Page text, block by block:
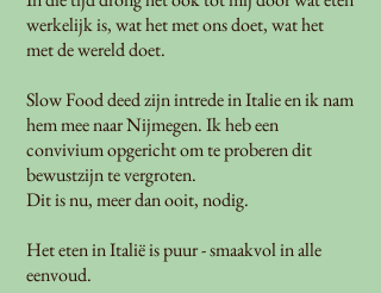
werkelijk is, wat het met ons doet, wat het
met de wereld doet.
Slow Food deed zijn intrede in Italie en ik nam
hem mee naar Nijmegen. Ik heb een
convivium opgericht om te proberen dit
bewustzijn te vergroten.
Dit is nu, meer dan ooit, nodig.
Het eten in Italië is puur - smaakvol in alle
eenvoud.